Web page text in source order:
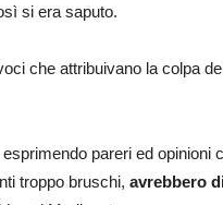
si era saputo.
che attribuivano la colpa
pareri ed opinioni
troppo bruschi, avrebbero